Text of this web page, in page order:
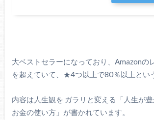
大ベストセラーになっており、Amazonの
を超えていて、★4つ以上で80％以上とい
内容は人生観を ガラリと変える「人生が
お金の使い方」が書かれています。